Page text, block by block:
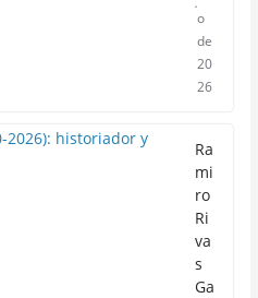
o
de
20
26
Ra
mi
ro
Ri
va
s
Ga